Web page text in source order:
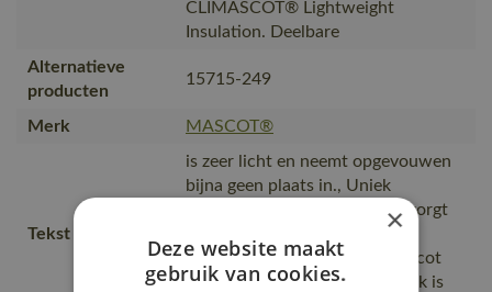
CLIMASCOT® Lightweight
Insulation. Deelbare
Alternatieve
producten
15715-249
Merk MASCOT®
Tekst usp
is zeer licht en neemt opgevouwen
bijna geen plaats in., Uniek
CLIMASCOT® materiaal dat zorgt
voor een efficiënte isolatie,
Waterafstotend materiaal., Tricot
kraag., Binnenzakken., Borstzak is
×
Deze website maakt
gebruik van cookies.